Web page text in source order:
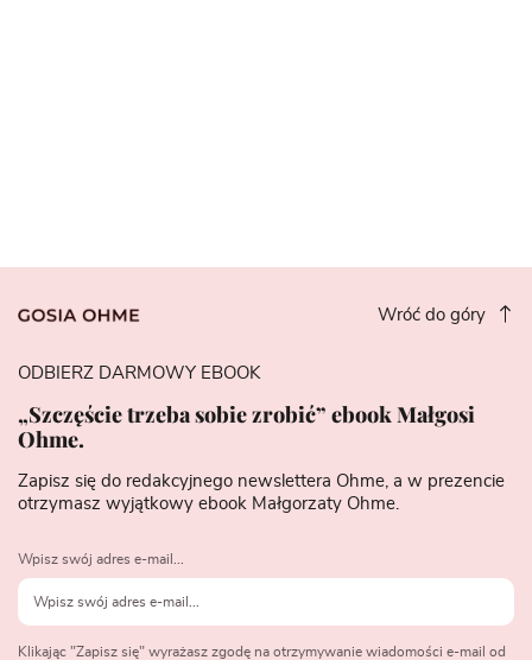
Wróć do góry
ODBIERZ DARMOWY EBOOK
„Szczęście trzeba sobie zrobić” ebook Małgosi
Ohme.
Zapisz się do redakcyjnego newslettera Ohme, a w prezencie
otrzymasz wyjątkowy ebook Małgorzaty Ohme.
Wpisz swój adres e-mail...
Klikając "Zapisz się" wyrażasz zgodę na otrzymywanie wiadomości e-mail od